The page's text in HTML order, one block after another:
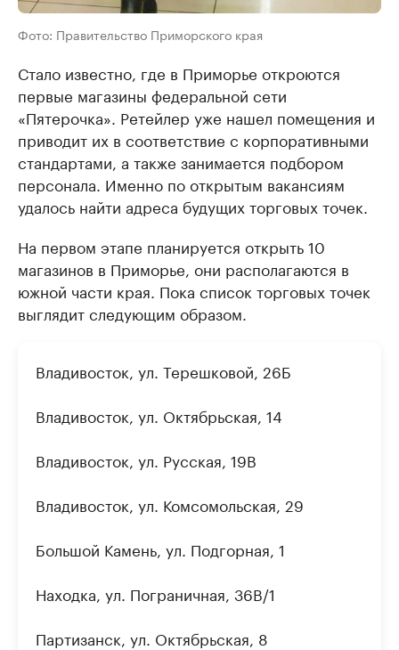
Фото: Правительство Приморского края
Стало известно, где в Приморье откроются
первые магазины федеральной сети
«Пятерочка». Ретейлер уже нашел помещения и
приводит их в соответствие с корпоративными
стандартами, а также занимается подбором
персонала. Именно по открытым вакансиям
удалось найти адреса будущих торговых точек.
На первом этапе планируется открыть 10
магазинов в Приморье, они располагаются в
южной части края. Пока список торговых точек
выглядит следующим образом.
Владивосток, ул. Терешковой, 26Б
Владивосток, ул. Октябрьская, 14
Владивосток, ул. Русская, 19В
Владивосток, ул. Комсомольская, 29
Большой Камень, ул. Подгорная, 1
Находка, ул. Пограничная, 36В/1
Партизанск, ул. Октябрьская, 8